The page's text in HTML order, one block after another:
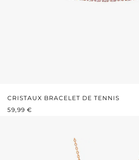
CRISTAUX BRACELET DE TENNIS
PRIX RÉGULIER :
59,99 €